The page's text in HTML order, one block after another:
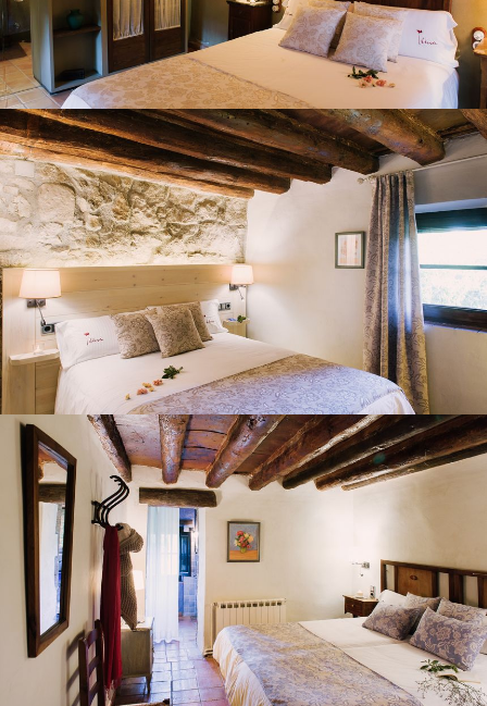
HABITACIÓ 3
HABITACIÓ 4
HABITACIÓ 5